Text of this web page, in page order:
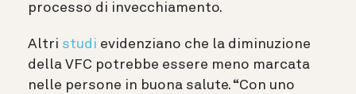
processo di invecchiamento.
Altri studi evidenziano che la diminuzione
della VFC potrebbe essere meno marcata
nelle persone in buona salute. “Con uno